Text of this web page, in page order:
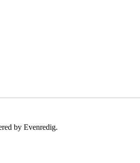
by Evenredig.